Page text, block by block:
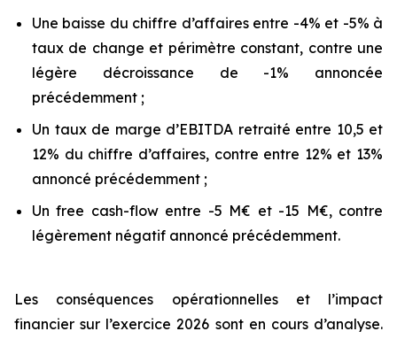
Une baisse du chiffre d’affaires entre -4% et -5% à
taux de change et périmètre constant, contre une
légère décroissance de -1% annoncée
précédemment ;
Un taux de marge d’EBITDA retraité entre 10,5 et
12% du chiffre d’affaires, contre entre 12% et 13%
annoncé précédemment ;
Un free cash-flow entre -5 M€ et -15 M€, contre
légèrement négatif annoncé précédemment.
Les conséquences opérationnelles et l’impact
financier sur l’exercice 2026 sont en cours d’analyse.